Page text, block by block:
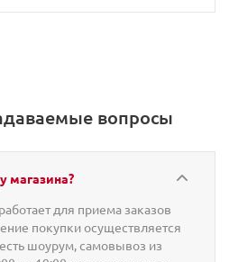
вопросы
магазина?
для приема заказов
покупки осуществляется
шоурум, самовывоз из